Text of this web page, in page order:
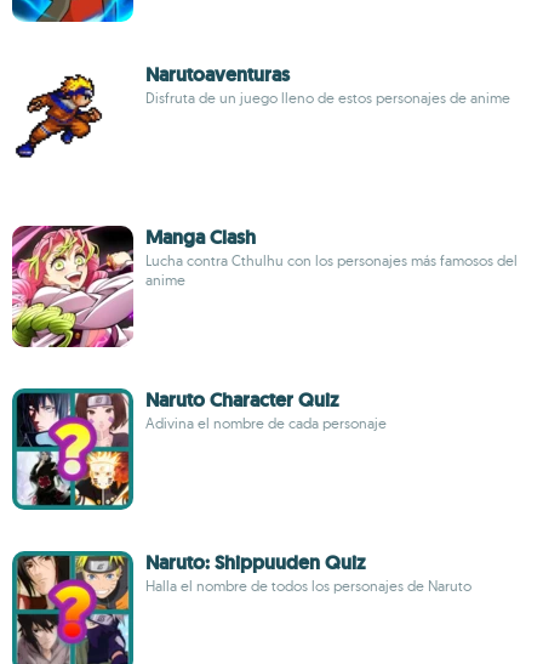
Narutoaventuras
Disfruta de un juego lleno de estos personajes de anime
Manga Clash
Lucha contra Cthulhu con los personajes más famosos del
anime
Naruto Character Quiz
Adivina el nombre de cada personaje
Naruto: Shippuuden Quiz
Halla el nombre de todos los personajes de Naruto